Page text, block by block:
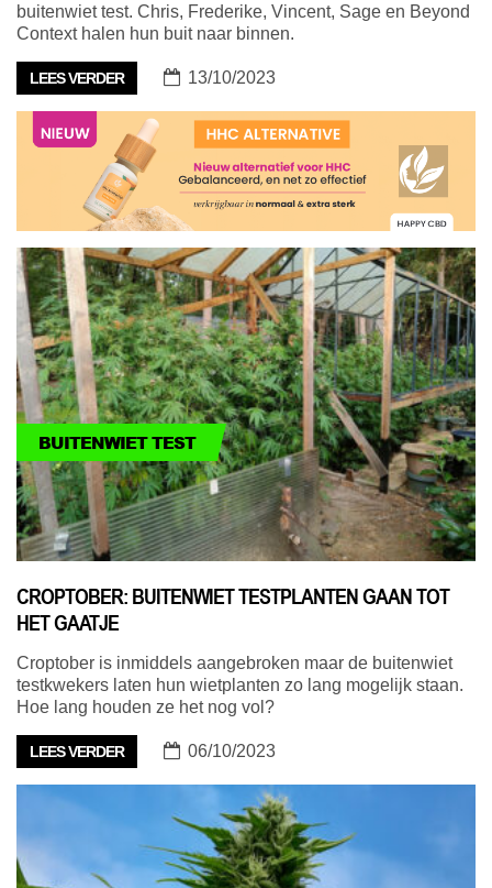
buitenwiet test. Chris, Frederike, Vincent, Sage en Beyond
Context halen hun buit naar binnen.
LEES VERDER 13/10/2023
BUITENWIET TEST
CROPTOBER: BUITENWIET TESTPLANTEN GAAN TOT
HET GAATJE
Croptober is inmiddels aangebroken maar de buitenwiet
testkwekers laten hun wietplanten zo lang mogelijk staan.
Hoe lang houden ze het nog vol?
LEES VERDER 06/10/2023